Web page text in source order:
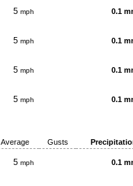
5 mph 0.1
5 mph 0.1
5 mph 0.1
5 mph 0.1
Average Gusts
5 mph 0.1